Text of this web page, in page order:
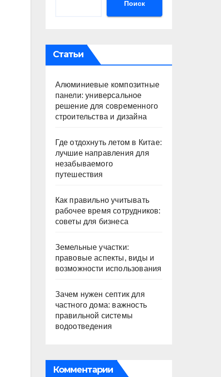
Поиск
Статьи
Алюминиевые композитные
панели: универсальное
решение для современного
строительства и дизайна
Где отдохнуть летом в Китае:
лучшие направления для
незабываемого
путешествия
Как правильно учитывать
рабочее время сотрудников:
советы для бизнеса
Земельные участки:
правовые аспекты, виды и
возможности использования
Зачем нужен септик для
частного дома: важность
правильной системы
водоотведения
Комментарии